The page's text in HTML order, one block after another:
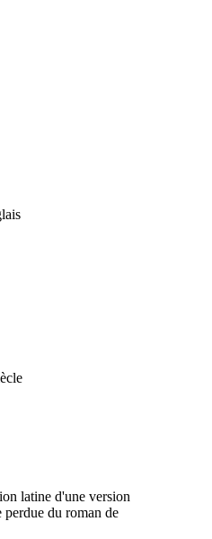
latine d'une version
perdue du roman de